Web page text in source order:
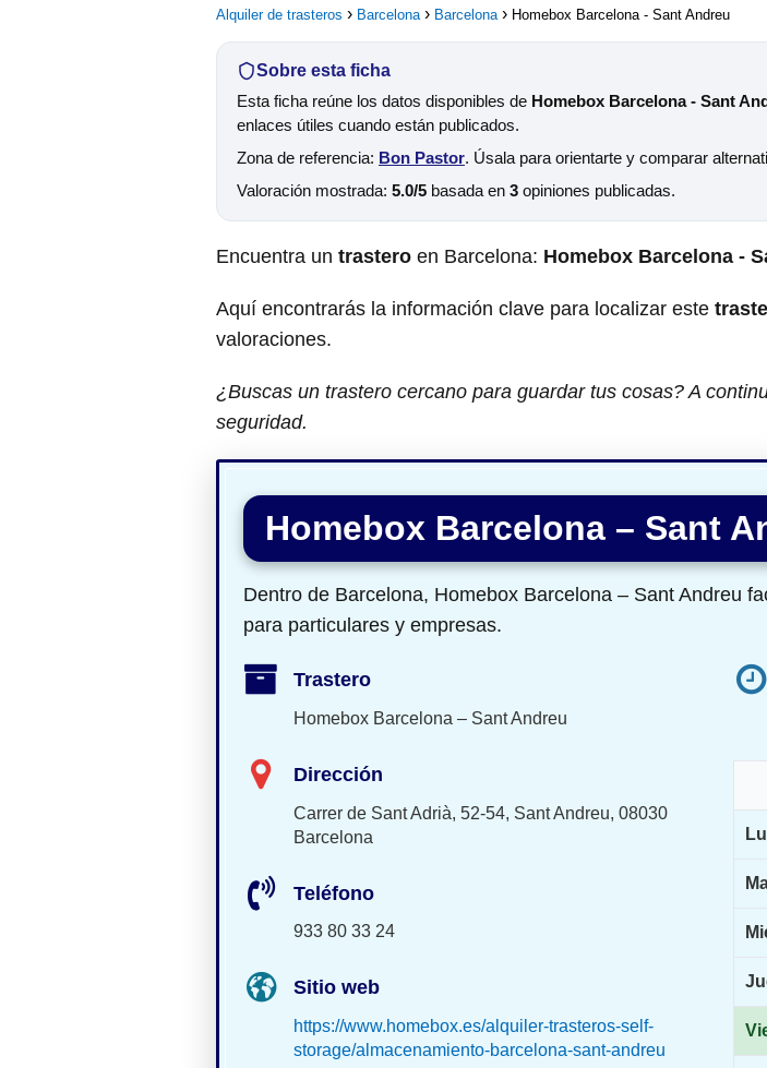
Alquiler de trasteros Barcelona Barcelona Homebox Barcelona - Sant Andreu
Sobre esta ficha
Esta ficha reúne los datos disponibles de Homebox Barcelona - Sant
enlaces útiles cuando están publicados.
Zona de referencia: Bon Pastor. Úsala para orientarte y comparar
Valoración mostrada: 5.0/5 basada en 3 opiniones publicadas.
Encuentra un trastero en Barcelona: Homebox Barcelona -
Aquí encontrarás la información clave para localizar este
valoraciones.
¿Buscas un trastero cercano para guardar tus cosas? A
seguridad.
Homebox Barcelona – Sant
Dentro de Barcelona, Homebox Barcelona – Sant Andreu
para particulares y empresas.
Trastero
Homebox Barcelona – Sant Andreu
Dirección
Carrer de Sant Adrià, 52-54, Sant Andreu, 08030
Barcelona
Teléfono
933 80 33 24
Sitio web
https://www.homebox.es/alquiler-trasteros-self-
storage/almacenamiento-barcelona-sant-andreu